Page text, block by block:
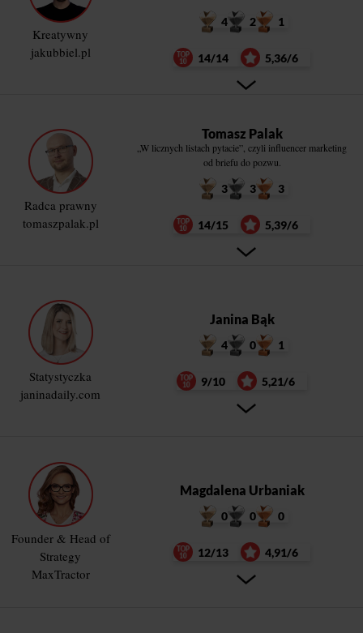
Kreatywny
jakubbiel.pl
4 2 1
14/14 5,36/6
Radca prawny
tomaszpalak.pl
Tomasz Palak
„W licznych listach pytacie”, czyli influencer marketing
od briefu do pozwu.
3 3 3
14/15 5,39/6
Statystyczka
janinadaily.com
Janina Bąk
4 0 1
9/10 5,21/6
Founder & Head of
Strategy
MaxTractor
Magdalena Urbaniak
0 0 0
12/13 4,91/6